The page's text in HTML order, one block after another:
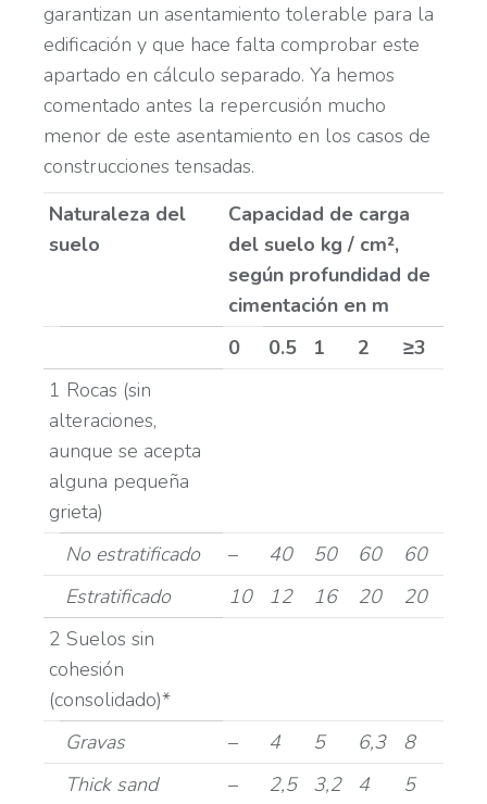
garantizan un asentamiento tolerable para la
edificación y que hace falta comprobar este
apartado en cálculo separado. Ya hemos
comentado antes la repercusión mucho
menor de este asentamiento en los casos de
construcciones tensadas.
Naturaleza del
suelo
Capacidad de carga
del suelo kg / cm²,
según profundidad de
cimentación en m
0
0.5 1 2
≥3
1 Rocas (sin
alteraciones,
aunque se acepta
alguna pequeña
grieta)
No estratificado
– 40 50 60
60
Estratificado
10 12 16 20
20
2 Suelos sin
cohesión
(consolidado)*
Gravas
– 4 5 6,3
8
Thick sand
– 2,5 3,2 4
5